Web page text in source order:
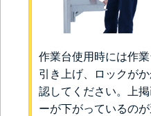
作業台使用時には作
引き上げ、ロックが
認してください。上
ーが下がっているのが